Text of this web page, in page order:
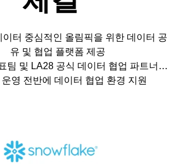
이터 중심적인 올림픽을 위한 데이터 공
유 및 협업 플랫폼 제공
팀 및 LA28 공식 데이터 협업 파트너…
영 전반에 데이터 협업 환경 지원